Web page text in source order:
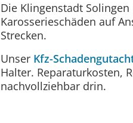
Die Klingenstadt
Karosserieschäden auf
Strecken.
Unser Kfz-
Halter. Reparaturkosten,
nachvollziehbar drin.